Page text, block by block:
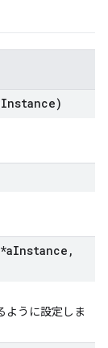
Instance)
*aInstance ,
ように設定しま